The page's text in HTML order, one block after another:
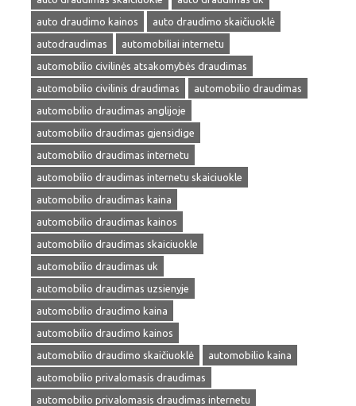
auto draudimo kainos
auto draudimo skaičiuoklė
autodraudimas
automobiliai internetu
automobilio civilinės atsakomybės draudimas
automobilio civilinis draudimas
automobilio draudimas
automobilio draudimas anglijoje
automobilio draudimas gjensidige
automobilio draudimas internetu
automobilio draudimas internetu skaiciuokle
automobilio draudimas kaina
automobilio draudimas kainos
automobilio draudimas skaiciuokle
automobilio draudimas uk
automobilio draudimas uzsienyje
automobilio draudimo kaina
automobilio draudimo kainos
automobilio draudimo skaičiuoklė
automobilio kaina
automobilio privalomasis draudimas
automobilio privalomasis draudimas internetu